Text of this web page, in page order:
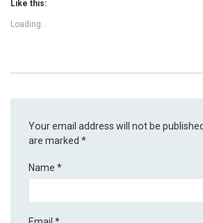
Like this:
Loading...
Your email address will not be
are marked*
Name*